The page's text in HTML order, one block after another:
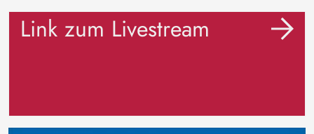
Link zum Livestream